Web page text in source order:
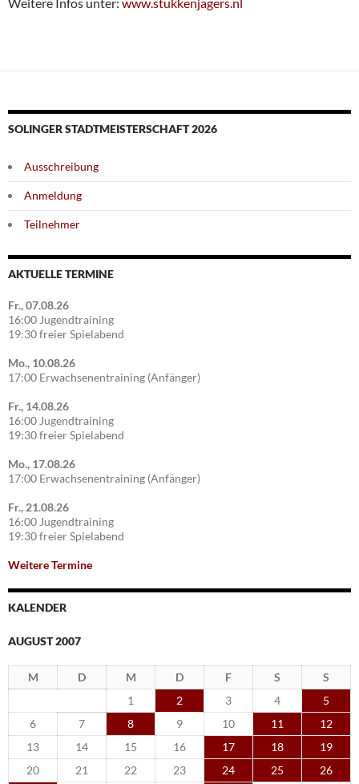
SOLINGER STADTMEISTERSCHAFT 2026
Ausschreibung
Anmeldung
Teilnehmer
AKTUELLE TERMINE
Fr., 07.08.26
16:00 Jugendtraining
19:30 freier Spielabend
Mo., 10.08.26
17:00 Erwachsenentraining (Anfänger)
Fr., 14.08.26
16:00 Jugendtraining
19:30 freier Spielabend
Mo., 17.08.26
17:00 Erwachsenentraining (Anfänger)
Fr., 21.08.26
16:00 Jugendtraining
19:30 freier Spielabend
Weitere Termine
KALENDER
AUGUST 2007
M D M D F S
S
1
2 3 4
5
6
7 8 9 10 11
12
13
14 15 16 17 18
19
20
21 22 23 24 25
26